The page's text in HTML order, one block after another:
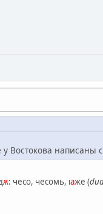
Востокова написаны
ѫ: чесо, чесомь, ıаже (